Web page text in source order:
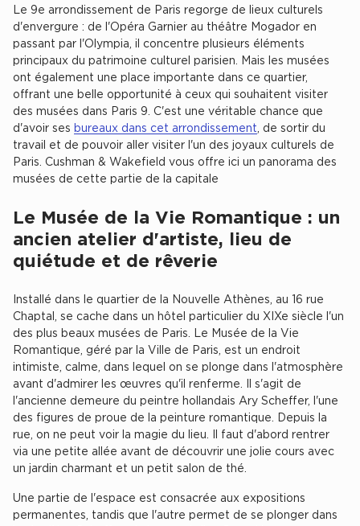
Achat d'Entrepôts / Activités
Achat d'Entrepôts / Activités en Ille-et-Vilaine
Achat d'Entrepôts / Activités à Lyon
Achat d'Entrepôts / Activités à Aubagne
Achat d'Entrepôts / Activités à Toulouse
Achat d'Entrepôts / Activités à Dijon
Collections d'Entrepôts / Activités
Entrepôts et Locaux d'activités avec quai de
chargement
Location de plateformes Logistique
Location de plateformes Logistique à Aulnay-sous-Bois
Location de plateformes Logistique à Amiens
Location de plateformes Logistique à Marseille
Achat de plateformes Logistique
Le 9e arrondissement de Paris regorge de lieux culturels
d'envergure : de l'Opéra Garnier au théâtre Mogador en
passant par l'Olympia, il concentre plusieurs éléments
principaux du patrimoine culturel parisien. Mais les musées
ont également une place importante dans ce quartier,
offrant une belle opportunité à ceux qui souhaitent visiter
des musées dans Paris 9. C'est une véritable chance que
d'avoir ses bureaux dans cet arrondissement, de sortir du
travail et de pouvoir aller visiter l'un des joyaux culturels de
Paris. Cushman & Wakefield vous offre ici un panorama des
musées de cette partie de la capitale
Le Musée de la Vie Romantique : un
ancien atelier d'artiste, lieu de
quiétude et de rêverie
Installé dans le quartier de la Nouvelle Athènes, au 16 rue
Chaptal, se cache dans un hôtel particulier du XIXe siècle l'un
des plus beaux musées de Paris. Le Musée de la Vie
Romantique, géré par la Ville de Paris, est un endroit
intimiste, calme, dans lequel on se plonge dans l'atmosphère
avant d'admirer les œuvres qu'il renferme. Il s'agit de
l'ancienne demeure du peintre hollandais Ary Scheffer, l'une
des figures de proue de la peinture romantique. Depuis la
rue, on ne peut voir la magie du lieu. Il faut d'abord rentrer
via une petite allée avant de découvrir une jolie cours avec
un jardin charmant et un petit salon de thé.
Une partie de l'espace est consacrée aux expositions
permanentes, tandis que l'autre permet de se plonger dans